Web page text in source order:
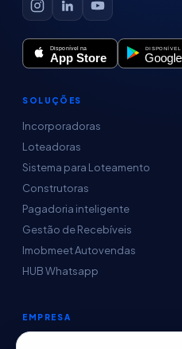
SOLUÇÕES
Incorporadoras
Loteadoras
Sistema para Loteamento
Construtoras
Pagadoria inteligente
Gestão de Recebíveis
Imobmeet Autovendas
HUB Whatsapp
EMPRESA